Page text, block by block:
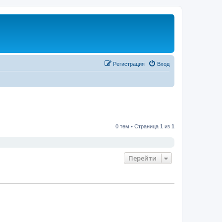
Вход
Регистрация
0 тем • Страница 1 из 1
Перейти